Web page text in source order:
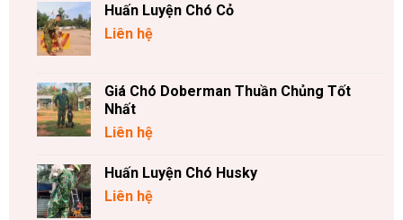
Huấn Luyện Chó Cỏ
Liên hệ
Giá Chó Doberman Thuần Chủng Tốt
Nhất
Liên hệ
Huấn Luyện Chó Husky
Liên hệ